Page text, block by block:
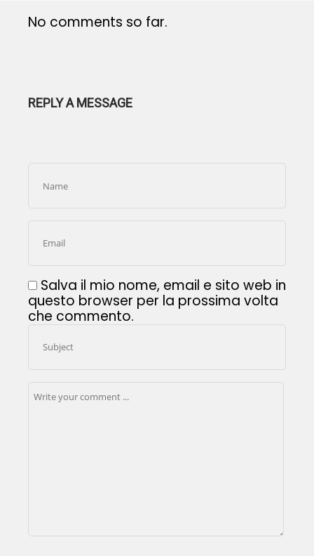
No comments so far.
REPLY A MESSAGE
Salva il mio nome, email e sito web in
questo browser per la prossima volta
che commento.